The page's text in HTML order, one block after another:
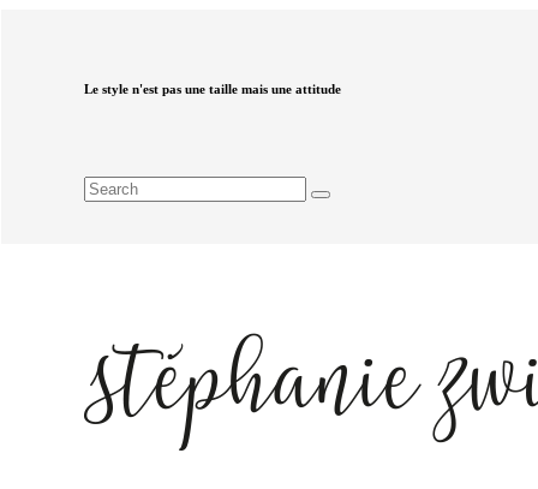
Le style n'est pas une taille mais une attitude